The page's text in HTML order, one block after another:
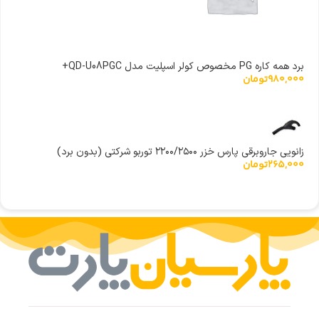
برد همه کاره PG مخصوص کولر اسپلیت مدل QD-U08PGC+
980,000تومان
زانویی جاروبرقی پارس خزر ۲۲۰۰/۲۵۰۰ توربو شرکتی (بدون برد)
265,000تومان